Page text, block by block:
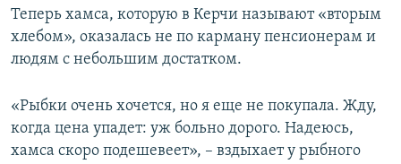
Теперь хамса, которую в Керчи называют «вторым
хлебом», оказалась не по карману пенсионерам и
людям с небольшим достатком.
«Рыбки очень хочется, но я еще не покупала. Жду,
когда цена упадет: уж больно дорого. Надеюсь,
хамса скоро подешевеет», – вздыхает у рыбного